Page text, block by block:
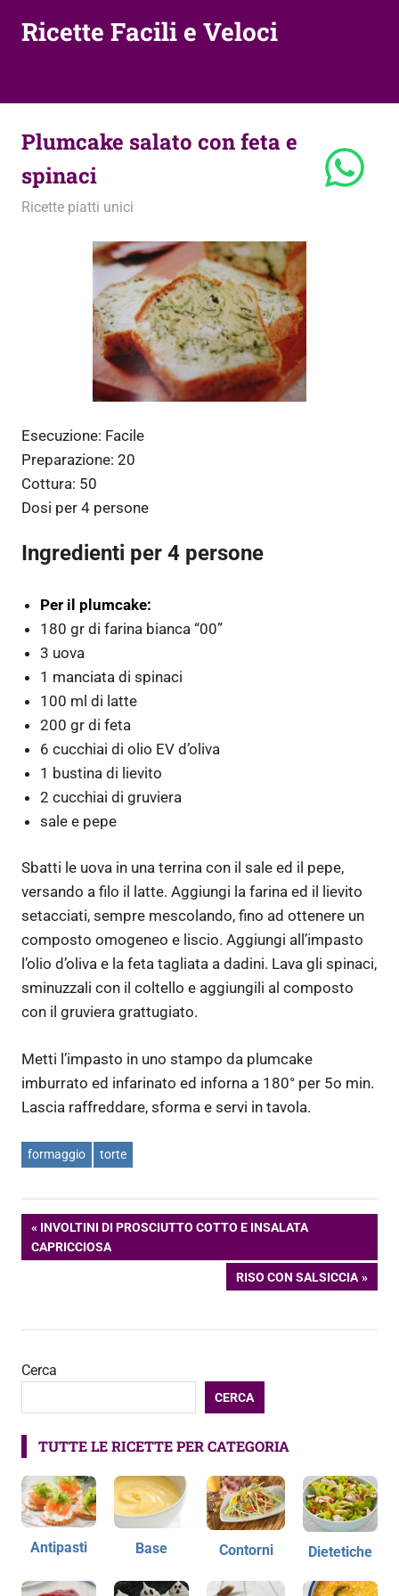
Ricette Facili e Veloci
Plumcake salato con feta e
spinaci
10 Marzo 2010
admin
Ricette piatti unici
Esecuzione: Facile
Preparazione: 20
Cottura: 50
Dosi per 4 persone
Ingredienti per 4 persone
Per il plumcake:
180 gr di farina bianca “00”
3 uova
1 manciata di spinaci
100 ml di latte
200 gr di feta
6 cucchiai di olio EV d’oliva
1 bustina di lievito
2 cucchiai di gruviera
sale e pepe
Sbatti le uova in una terrina con il sale ed il pepe,
versando a filo il latte. Aggiungi la farina ed il lievito
setacciati, sempre mescolando, fino ad ottenere un
composto omogeneo e liscio. Aggiungi all’impasto
l’olio d’oliva e la feta tagliata a dadini. Lava gli spinaci,
sminuzzali con il coltello e aggiungili al composto
con il gruviera grattugiato.
Metti l’impasto in uno stampo da plumcake
imburrato ed infarinato ed inforna a 180° per 5o min.
Lascia raffreddare, sforma e servi in tavola.
formaggio torte
Navigazione
ARTICOLO
PRECEDENTE:
INVOLTINI DI PROSCIUTTO COTTO E INSALATA
CAPRICCIOSA
ARTICOLO
SUCCESSIVO:
RISO CON SALSICCIA
Cerca
CERCA
TUTTE LE RICETTE PER CATEGORIA
Antipasti Base Contorni Dietetiche